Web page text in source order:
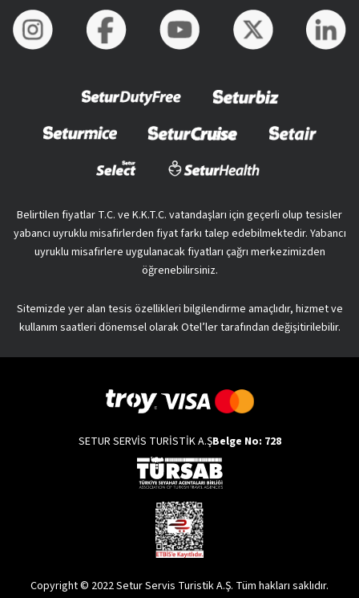
Belirtilen fiyatlar T.C. ve K.K.T.C. vatandaşları için geçerli olup tesisler
yabancı uyruklu misafirlerden fiyat farkı talep edebilmektedir. Yabancı
uyruklu misafirlere uygulanacak fiyatları çağrı merkezimizden
öğrenebilirsiniz.
Sitemizde yer alan tesis özellikleri bilgilendirme amaçlıdır, hizmet ve
kullanım saatleri dönemsel olarak Otel’ler tarafından değişitirilebilir.
SETUR SERVİS TURİSTİK A.ŞBelge No: 728
Copyright © 2022 Setur Servis Turistik A.Ş. Tüm hakları saklıdır.